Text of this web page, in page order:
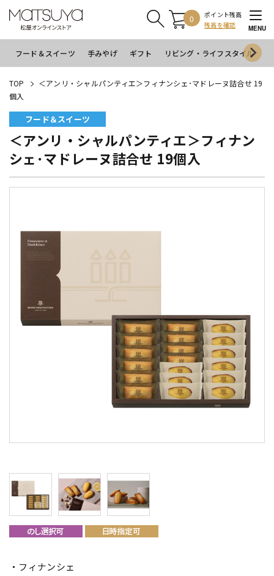
0
ポイント残高
残高を確認
MENU
フード＆スイーツ 手みやげ ギフト リビング・ライフスタイル
TOP
＜アンリ・シャルパンティエ＞フィナンシェ･マドレーヌ詰合せ 19
個入
フード＆スイーツ
＜アンリ・シャルパンティエ＞フィナン
シェ･マドレーヌ詰合せ 19個入
・フィナンシェ